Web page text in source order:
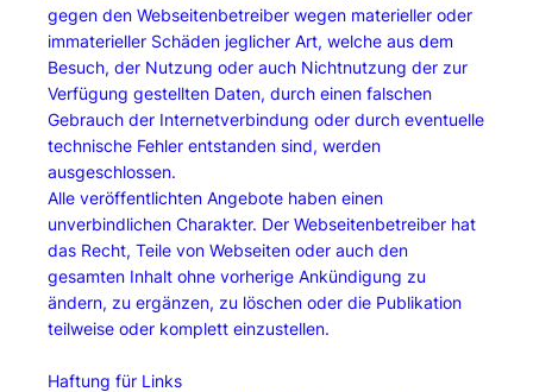
gegen den Webseitenbetreiber wegen materieller oder
immaterieller Schäden jeglicher Art, welche aus dem
Besuch, der Nutzung oder auch Nichtnutzung der zur
Verfügung gestellten Daten, durch einen falschen
Gebrauch der Internetverbindung oder durch eventuelle
technische Fehler entstanden sind, werden
ausgeschlossen.
Alle veröffentlichten Angebote haben einen
unverbindlichen Charakter. Der Webseitenbetreiber hat
das Recht, Teile von Webseiten oder auch den
gesamten Inhalt ohne vorherige Ankündigung zu
ändern, zu ergänzen, zu löschen oder die Publikation
teilweise oder komplett einzustellen.
Haftung für Links